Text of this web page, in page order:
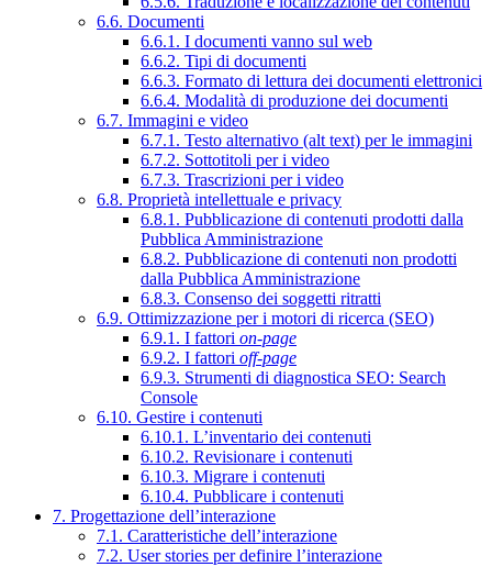
6.6. Documenti
6.6.1. I documenti vanno sul web
6.6.2. Tipi di documenti
6.6.3. Formato di lettura dei documenti elettronici
6.6.4. Modalità di produzione dei documenti
6.7. Immagini e video
6.7.1. Testo alternativo (alt text) per le immagini
6.7.2. Sottotitoli per i video
6.7.3. Trascrizioni per i video
6.8. Proprietà intellettuale e privacy
6.8.1. Pubblicazione di contenuti prodotti dalla
Pubblica Amministrazione
6.8.2. Pubblicazione di contenuti non prodotti
dalla Pubblica Amministrazione
6.8.3. Consenso dei soggetti ritratti
6.9. Ottimizzazione per i motori di ricerca (SEO)
6.9.1. I fattori on-page
6.9.2. I fattori off-page
6.9.3. Strumenti di diagnostica SEO: Search
Console
6.10. Gestire i contenuti
6.10.1. L’inventario dei contenuti
6.10.2. Revisionare i contenuti
6.10.3. Migrare i contenuti
6.10.4. Pubblicare i contenuti
7. Progettazione dell’interazione
7.1. Caratteristiche dell’interazione
7.2. User stories per definire l’interazione